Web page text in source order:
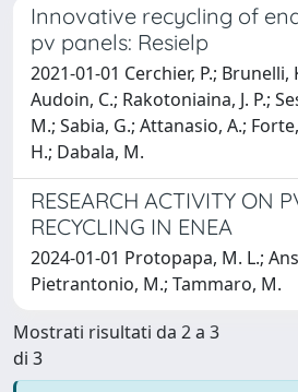
Innovative recycling of
pv panels: Resielp
2021-01-01 Cerchier, P.; Brunelli,
Audoin, C.; Rakotoniaina, J. P.;
M.; Sabia, G.; Attanasio, A.;
H.; Dabala, M.
RESEARCH ACTIVITY ON
RECYCLING IN ENEA
2024-01-01 Protopapa, M. L.;
Pietrantonio, M.; Tammaro, M.
Mostrati risultati da 2 a 3
di 3